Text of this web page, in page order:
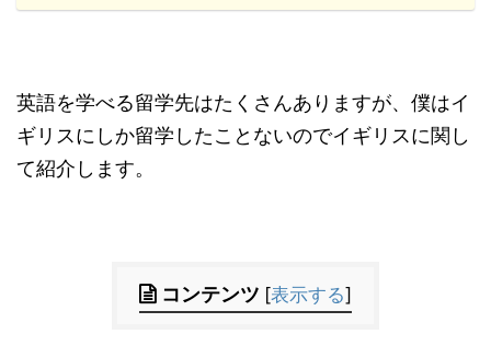
英語を学べる留学先はたくさんありますが、僕はイ
ギリスにしか留学したことないのでイギリスに関し
て紹介します。
コンテンツ [表示する]